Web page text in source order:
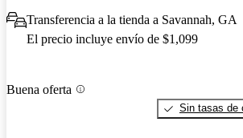
Transferencia a la tienda a Savannah, GA
El precio incluye envío de $1,099
Buena oferta
Sin tasas de